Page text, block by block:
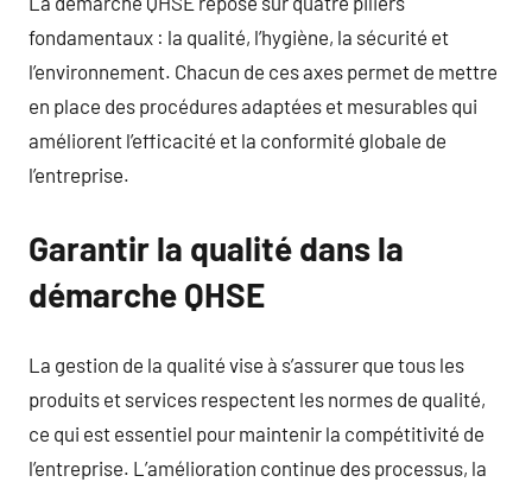
fondamentaux : la qualité, l’hygiène, la sécurité et
l’environnement. Chacun de ces axes permet de mettre
en place des procédures adaptées et mesurables qui
améliorent l’efficacité et la conformité globale de
l’entreprise.
Garantir la qualité dans la
démarche QHSE
La gestion de la qualité vise à s’assurer que tous les
produits et services respectent les normes de qualité,
ce qui est essentiel pour maintenir la compétitivité de
l’entreprise. L’amélioration continue des processus, la